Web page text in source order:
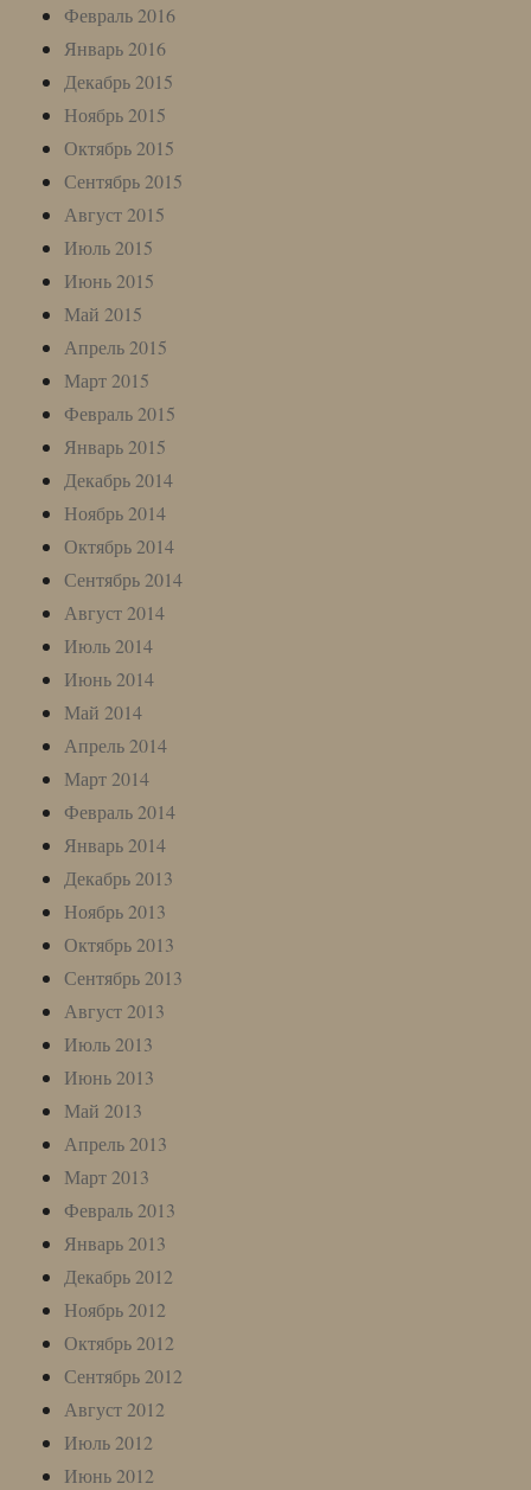
Февраль 2016
Январь 2016
Декабрь 2015
Ноябрь 2015
Октябрь 2015
Сентябрь 2015
Август 2015
Июль 2015
Июнь 2015
Май 2015
Апрель 2015
Март 2015
Февраль 2015
Январь 2015
Декабрь 2014
Ноябрь 2014
Октябрь 2014
Сентябрь 2014
Август 2014
Июль 2014
Июнь 2014
Май 2014
Апрель 2014
Март 2014
Февраль 2014
Январь 2014
Декабрь 2013
Ноябрь 2013
Октябрь 2013
Сентябрь 2013
Август 2013
Июль 2013
Июнь 2013
Май 2013
Апрель 2013
Март 2013
Февраль 2013
Январь 2013
Декабрь 2012
Ноябрь 2012
Октябрь 2012
Сентябрь 2012
Август 2012
Июль 2012
Июнь 2012